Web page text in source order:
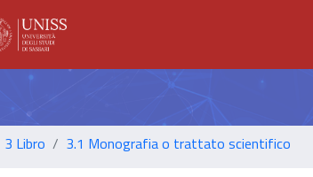
3 Libro 3.1 Monografia o trattato scientifico